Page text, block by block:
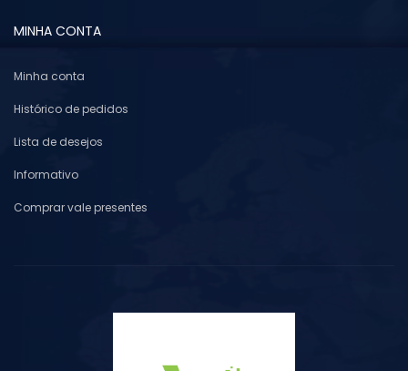
MINHA CONTA
Minha conta
Histórico de pedidos
Lista de desejos
Informativo
Comprar vale presentes